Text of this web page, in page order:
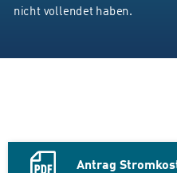
nicht vollendet haben.
Antrag